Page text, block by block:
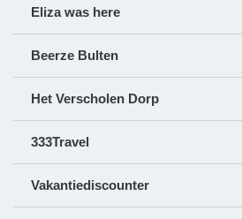
Eliza was here
Beerze Bulten
Het Verscholen Dorp
333Travel
Vakantiediscounter